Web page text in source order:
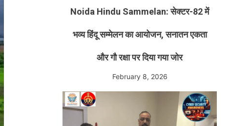
Noida Hindu Sammelan: सेक्टर-82 में
भव्य हिंदू सम्मेलन का आयोजन, सनातन एकता
और गौ रक्षा पर दिया गया जोर
February 8, 2026